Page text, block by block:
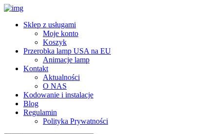
Sklep z usługami
Moje konto
Koszyk
Przerobka lamp USA na EU
Animacje lamp
Kontakt
Aktualności
O NAS
Kodowanie i instalacje
Blog
Regulamin
Polityka Prywatności